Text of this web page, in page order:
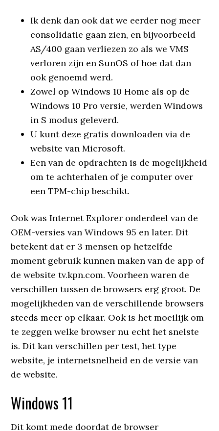
Ik denk dan ook dat we eerder nog meer
consolidatie gaan zien, en bijvoorbeeld
AS/400 gaan verliezen zo als we VMS
verloren zijn en SunOS of hoe dat dan
ook genoemd werd.
Zowel op Windows 10 Home als op de
Windows 10 Pro versie, werden Windows
in S modus geleverd.
U kunt deze gratis downloaden via de
website van Microsoft.
Een van de opdrachten is de mogelijkheid
om te achterhalen of je computer over
een TPM-chip beschikt.
Ook was Internet Explorer onderdeel van de
OEM-versies van Windows 95 en later. Dit
betekent dat er 3 mensen op hetzelfde
moment gebruik kunnen maken van de app of
de website tv.kpn.com. Voorheen waren de
verschillen tussen de browsers erg groot. De
mogelijkheden van de verschillende browsers
steeds meer op elkaar. Ook is het moeilijk om
te zeggen welke browser nu echt het snelste
is. Dit kan verschillen per test, het type
website, je internetsnelheid en de versie van
de website.
Windows 11
Dit komt mede doordat de browser